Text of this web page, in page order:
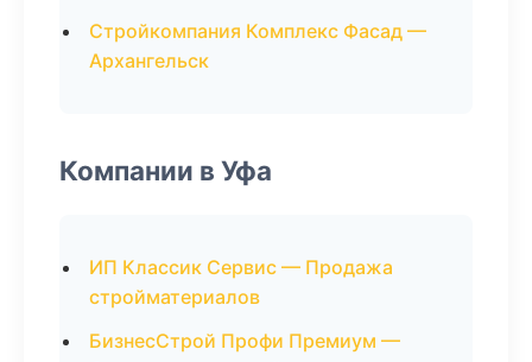
Стройкомпания Комплекс Фасад —
Архангельск
Компании в Уфа
ИП Классик Сервис — Продажа
стройматериалов
БизнесСтрой Профи Премиум —